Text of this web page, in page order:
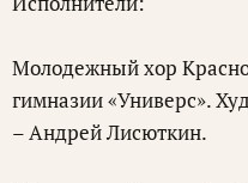
Молодежный хор
гимназии «Универс».
– Андрей Лисюткин.